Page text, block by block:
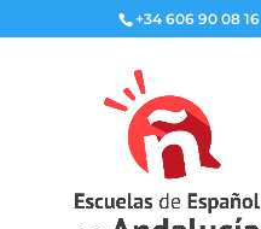
+34 606 90 08 16